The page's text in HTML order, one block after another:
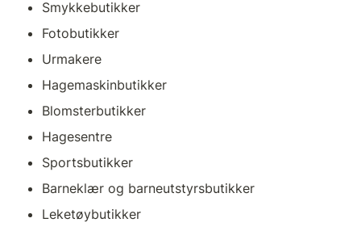
Smykkebutikker
Fotobutikker
Urmakere
Hagemaskinbutikker
Blomsterbutikker
Hagesentre
Sportsbutikker
Barneklær og barneutstyrsbutikker
Leketøybutikker